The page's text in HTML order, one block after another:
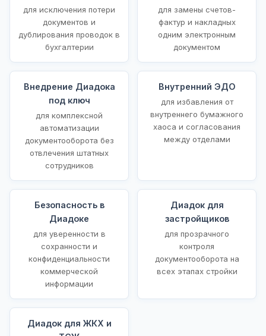
для исключения потери
документов и
дублирования проводок в
бухгалтерии
для замены счетов-
фактур и накладных
одним электронным
документом
Внедрение Диадока
под ключ
для комплексной
автоматизации
документооборота без
отвлечения штатных
сотрудников
Внутренний ЭДО
для избавления от
внутреннего бумажного
хаоса и согласования
между отделами
Безопасность в
Диадоке
для уверенности в
сохранности и
конфиденциальности
коммерческой
информации
Диадок для
застройщиков
для прозрачного
контроля
документооборота на
всех этапах стройки
Диадок для ЖКХ и